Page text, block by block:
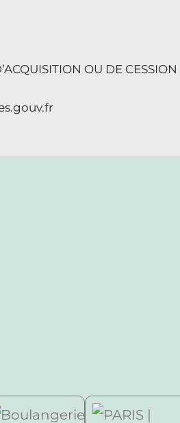
OU DE CESSION